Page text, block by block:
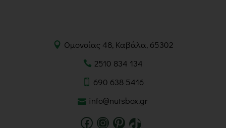
Ομονοίας 48, Καβάλα, 65302
2510 834 134
690 638 5416
info@nutsbox.gr